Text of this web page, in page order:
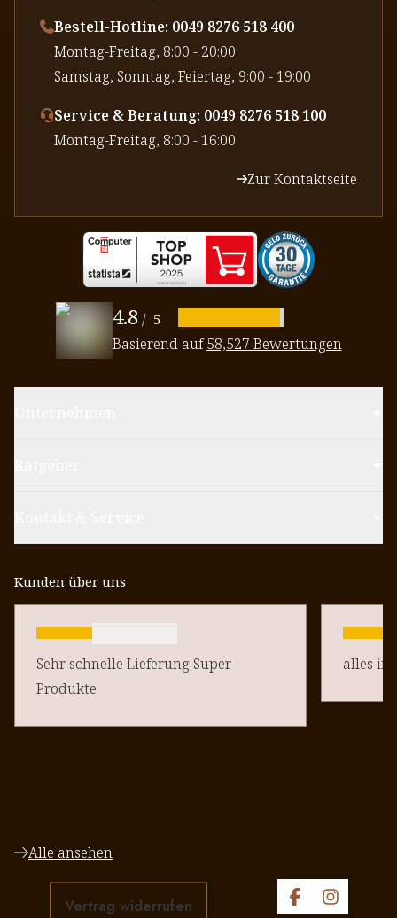
Bestell-Hotline: 0049 8276 518 400
⁠Montag-Freitag, 8:00 - 20:00
⁠Samstag, Sonntag, Feiertag, 9:00 - 19:00
Service & Beratung: 0049 8276 518 100
⁠Montag-Freitag, 8:00 - 16:00
Zur Kontaktseite
4.8 / 5
Basierend auf58,527 Bewertungen
Kunden über uns
Sehr schnelle Lieferung Super
Produkte
alles in
Alle ansehen
Vertrag widerrufen